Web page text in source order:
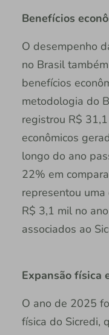
Benefícios
O desempenho
no Brasil
benefícios
metodologia do
registrou R$
econômicos
longo do ano
22% em
representou
R$ 3,1 mil no
associados ao
Expansão física
O ano de 2025
física do Sicredi,